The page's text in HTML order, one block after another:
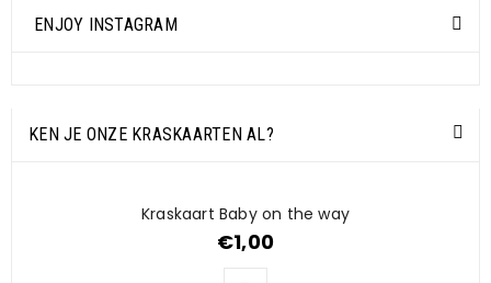
ENJOY INSTAGRAM
KEN JE ONZE KRASKAARTEN AL?
Kraskaart Baby on the way
€1,00